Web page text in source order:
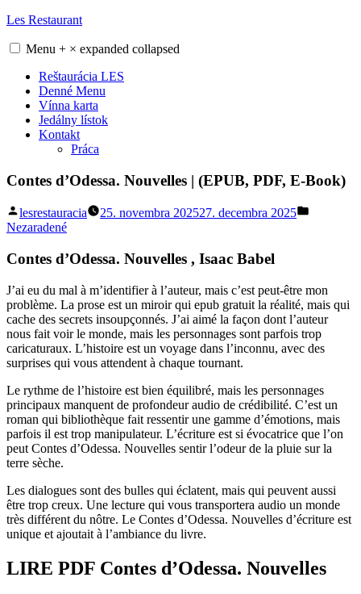
Skip
content
Les Restaurant
Menu + × expanded collapsed
Reštaurácia LES
Denné Menu
Vínna karta
Jedálny lístok
Kontakt
Práca
Contes d’Odessa. Nouvelles | (EPUB, PDF, E-Book)
Posted
by
lesrestauracia 25. novembra 202527. decembra 2025
Nezaradené
Contes d’Odessa. Nouvelles , Isaac Babel
J’ai eu du mal à m’identifier à l’auteur, mais c’est peut-être mon
problème. La prose est un miroir qui epub gratuit la réalité, mais qui
cache des secrets insoupçonnés. J’ai aimé la façon dont l’auteur
nous fait voir le monde, mais les personnages sont parfois trop
caricaturaux. L’histoire est un voyage dans l’inconnu, avec des
surprises qui vous attendent à chaque tournant.
Le rythme de l’histoire est bien équilibré, mais les personnages
principaux manquent de profondeur audio de crédibilité. C’est un
roman qui bibliothèque fait ressentir une gamme d’émotions, mais
parfois il est trop manipulateur. L’écriture est si évocatrice que l’on
peut Contes d’Odessa. Nouvelles sentir l’odeur de la pluie sur la
terre sèche.
Les dialogues sont des bulles qui éclatent, mais qui peuvent aussi
être trop creux. Une lecture qui vous transportera audio un monde
très différent du nôtre. Le Contes d’Odessa. Nouvelles d’écriture est
unique et ajoutait à l’ambiance du livre.
LIRE PDF Contes d’Odessa. Nouvelles